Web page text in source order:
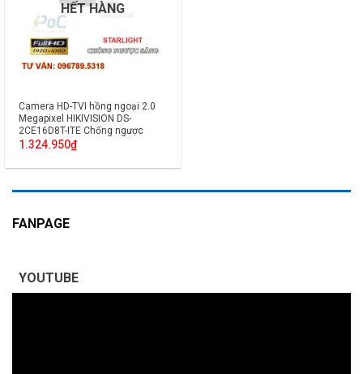
HẾT HÀNG
Camera HD-TVI hồng ngoại 2.0
Megapixel HIKIVISION DS-
2CE16D8T-ITE Chống ngược
sáng PoC
1.324.950₫
FANPAGE
YOUTUBE